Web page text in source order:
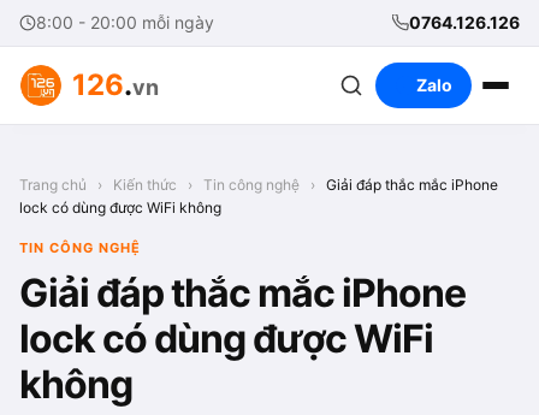
8:00 - 20:00 mỗi ngày 0764.126.126
126.vn Zalo
Trang chủ › Kiến thức › Tin công nghệ › Giải đáp thắc mắc iPhone
lock có dùng được WiFi không
TIN CÔNG NGHỆ
Giải đáp thắc mắc iPhone
lock có dùng được WiFi
không